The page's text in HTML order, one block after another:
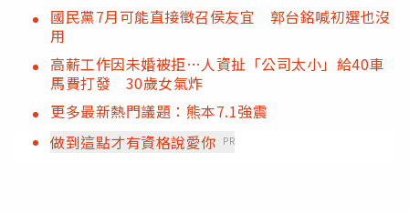
國民黨7月可能直接徵召侯友宜 郭台銘喊初選也沒
用
高薪工作因未婚被拒…人資扯「公司太小」給40車
馬費打發 30歲女氣炸
更多最新熱門議題：熊本7.1強震
做到這點才有資格說愛你 PR